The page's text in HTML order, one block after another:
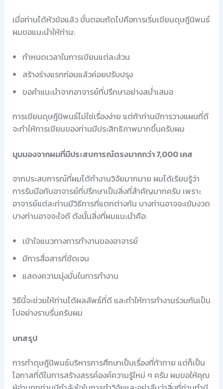
เมื่อท่านได้หัวข้อแล้ว ขั้นตอนถัดไปคือการเริ่มเขียนดุษฎีนิพนธ์
ผมขอแนะนำให้ท่าน:
กำหนดเวลาในการเขียนแต่ละส่วน
สร้างร่างแรกก่อนแล้วค่อยปรับปรุง
ขอคำแนะนำจากอาจารย์ที่ปรึกษาอย่างสม่ำเสมอ
การเขียนดุษฎีนิพนธ์ไม่ใช่เรื่องง่าย แต่ถ้าท่านมีการวางแผนที่ดี
จะทำให้การเขียนของท่านมีประสิทธิภาพมากขึ้นครับผม
มุมมองจากผมที่มีประสบการณ์ตรงมากกว่า 7,000 เคส
จากประสบการณ์ที่ผมได้ทำงานวิจัยมากมาย ผมได้เรียนรู้ว่า
การรับมือกับอาจารย์ที่ปรึกษาเป็นสิ่งที่สำคัญมากครับ เพราะ
อาจารย์แต่ละท่านมีวิธีการที่แตกต่างกัน บางท่านอาจจะเข้มงวด
บางท่านอาจจะใจดี ดังนั้นสิ่งที่ผมแนะนำคือ:
เข้าใจแนวทางการทำงานของอาจารย์
มีการสื่อสารที่ชัดเจน
แสดงความมุ่งมั่นในการทำงาน
วิธีนี้จะช่วยให้ท่านได้ผลลัพธ์ที่ดี และทำให้การทำงานร่วมกันเป็น
ไปอย่างราบรื่นครับผม
บทสรุป
การทำดุษฎีนิพนธ์บริหารการศึกษาเป็นเรื่องที่ท้าทาย แต่ก็เป็น
โอกาสที่ดีในการสร้างสรรค์องค์ความรู้ใหม่ ๆ ครับ ผมขอให้คุณ